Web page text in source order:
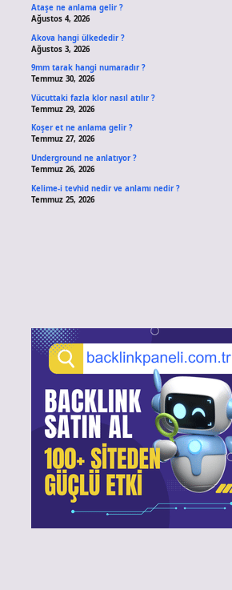
Ataşe ne anlama gelir ?
Ağustos 4, 2026
Akova hangi ülkededir ?
Ağustos 3, 2026
9mm tarak hangi numaradır ?
Temmuz 30, 2026
Vücuttaki fazla klor nasıl atılır ?
Temmuz 29, 2026
Koşer et ne anlama gelir ?
Temmuz 27, 2026
Underground ne anlatıyor ?
Temmuz 26, 2026
Kelime-i tevhid nedir ve anlamı nedir ?
Temmuz 25, 2026